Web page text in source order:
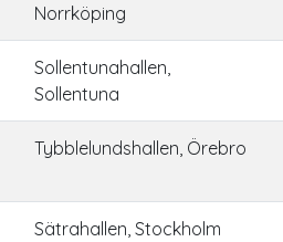
Norrköping
Sollentunahallen,
Sollentuna
Tybblelundshallen, Örebro
Sätrahallen, Stockholm